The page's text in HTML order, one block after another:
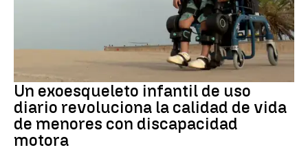
DISCAPACIDAD
Un exoesqueleto infantil de uso
diario revoluciona la calidad de vida
de menores con discapacidad
motora